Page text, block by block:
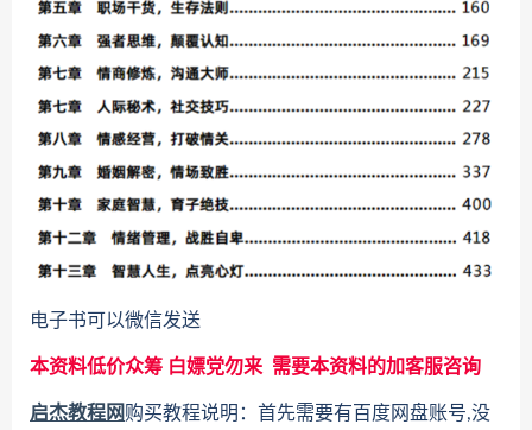
电子书可以微信发送
本资料低价众筹 白嫖党勿来 需要本资料的加客服咨询
启杰教程网购买教程说明：首先需要有百度网盘账号,没